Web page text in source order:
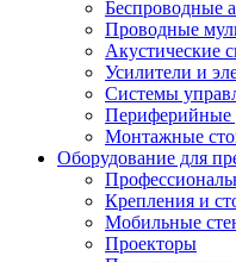
Беспроводные
Проводные
Акустические
Усилители и
Системы
Периферийные
Монтажные
Оборудование для
Крепления и
Мобильные
Проекторы